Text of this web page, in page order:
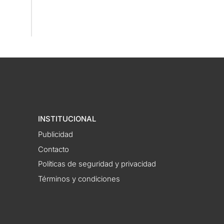
INSTITUCIONAL
Publicidad
Contacto
Políticas de seguridad y privacidad
Términos y condiciones